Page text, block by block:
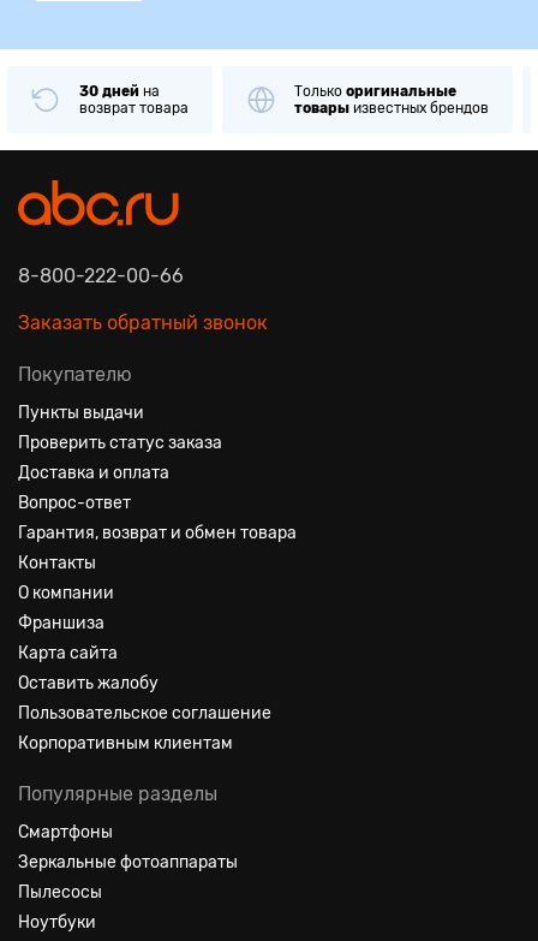
30 дней на
возврат товара
Только оригинальные
товары известных брендов
8-800-222-00-66
Заказать обратный звонок
Покупателю
Пункты выдачи
Проверить статус заказа
Доставка и оплата
Вопрос-ответ
Гарантия, возврат и обмен товара
Контакты
О компании
Франшиза
Карта сайта
Оставить жалобу
Пользовательское соглашение
Корпоративным клиентам
Популярные разделы
Смартфоны
Зеркальные фотоаппараты
Пылесосы
Ноутбуки